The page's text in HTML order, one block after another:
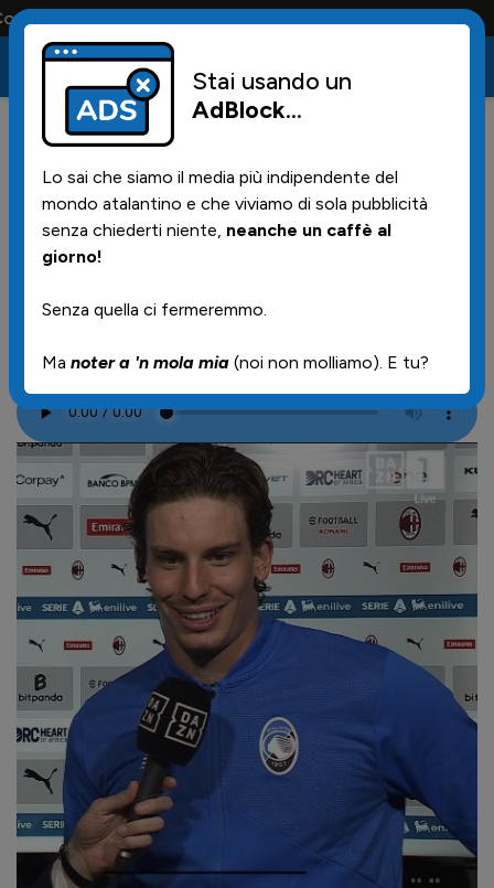
solo la maglia e solo i tifosi la portano tutta la vita
10/05/2026 | 23.13
AUDIO - Il protagonista della
serata (ancora...): parla
Carnesecchi (da DAZN)
Sotto la foto il testuale in sintesi di milanpress.it
Stai usando un
AdBlock...
Lo sai che siamo il media più indipendente del
mondo atalantino e che viviamo di sola pubblicità
senza chiederti niente, neanche un caffè al
giorno!
Senza quella ci fermeremmo.
Ma noter a 'n mola mia (noi non molliamo). E tu?